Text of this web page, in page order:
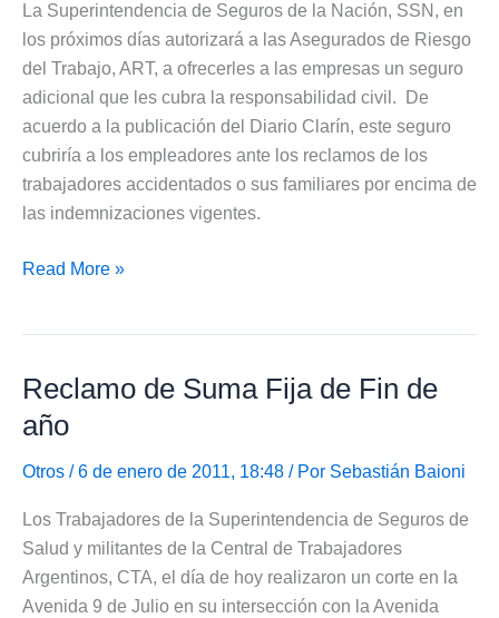
La Superintendencia de Seguros de la Nación, SSN, en
los próximos días autorizará a las Asegurados de Riesgo
del Trabajo, ART, a ofrecerles a las empresas un seguro
adicional que les cubra la responsabilidad civil. De
acuerdo a la publicación del Diario Clarín, este seguro
cubriría a los empleadores ante los reclamos de los
trabajadores accidentados o sus familiares por encima de
las indemnizaciones vigentes.
Seguro
para
los
Trabajadores
Read More »
Reclamo de Suma Fija de Fin de
año
Otros / 6 de enero de 2011, 18:48 / Por Sebastián Baioni
Los Trabajadores de la Superintendencia de Seguros de
Salud y militantes de la Central de Trabajadores
Argentinos, CTA, el día de hoy realizaron un corte en la
Avenida 9 de Julio en su intersección con la Avenida